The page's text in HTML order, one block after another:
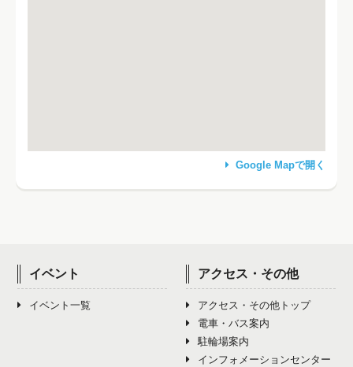
Google Mapで開く
イベント
イベント一覧
アクセス・その他
アクセス・その他トップ
電車・バス案内
駐輪場案内
インフォメーションセンター